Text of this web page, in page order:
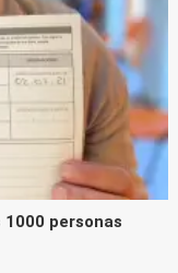
personas